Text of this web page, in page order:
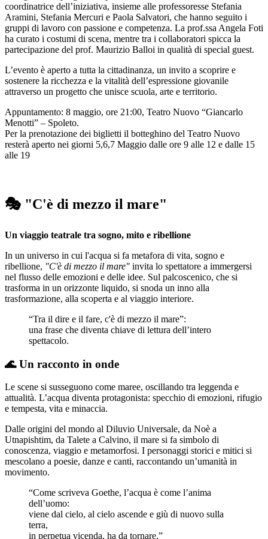
coordinatrice dell’iniziativa, insieme alle professoresse Stefania
Aramini, Stefania Mercuri e Paola Salvatori, che hanno seguito i
gruppi di lavoro con passione e competenza. La prof.ssa Angela Foti
ha curato i costumi di scena, mentre tra i collaboratori spicca la
partecipazione del prof. Maurizio Balloi in qualità di special guest.
L’evento è aperto a tutta la cittadinanza, un invito a scoprire e
sostenere la ricchezza e la vitalità dell’espressione giovanile
attraverso un progetto che unisce scuola, arte e territorio.
Appuntamento: 8 maggio, ore 21:00, Teatro Nuovo “Giancarlo
Menotti” – Spoleto.
Per la prenotazione dei biglietti il botteghino del Teatro Nuovo
resterà aperto nei giorni 5,6,7 Maggio dalle ore 9 alle 12 e dalle 15
alle 19
🎭 "C'è di mezzo il mare"
Un viaggio teatrale tra sogno, mito e ribellione
In un universo in cui l'acqua si fa metafora di vita, sogno e
ribellione, "C'è di mezzo il mare" invita lo spettatore a immergersi
nel flusso delle emozioni e delle idee. Sul palcoscenico, che si
trasforma in un orizzonte liquido, si snoda un inno alla
trasformazione, alla scoperta e al viaggio interiore.
“Tra il dire e il fare, c'è di mezzo il mare”:
una frase che diventa chiave di lettura dell’intero
spettacolo.
🌊 Un racconto in onde
Le scene si susseguono come maree, oscillando tra leggenda e
attualità. L’acqua diventa protagonista: specchio di emozioni, rifugio
e tempesta, vita e minaccia.
Dalle origini del mondo al Diluvio Universale, da Noè a
Utnapishtim, da Talete a Calvino, il mare si fa simbolo di
conoscenza, viaggio e metamorfosi. I personaggi storici e mitici si
mescolano a poesie, danze e canti, raccontando un’umanità in
movimento.
“Come scriveva Goethe, l’acqua è come l’anima
dell’uomo:
viene dal cielo, al cielo ascende e giù di nuovo sulla
terra,
in perpetua vicenda, ha da tornare.”